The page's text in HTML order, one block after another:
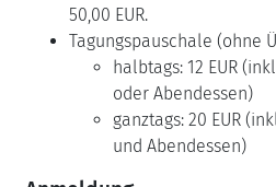
50,00 EUR.
Tagungspauschale (ohne
halbtags: 12 EUR
oder Abendessen)
ganztags: 20 EUR
und Abendessen)